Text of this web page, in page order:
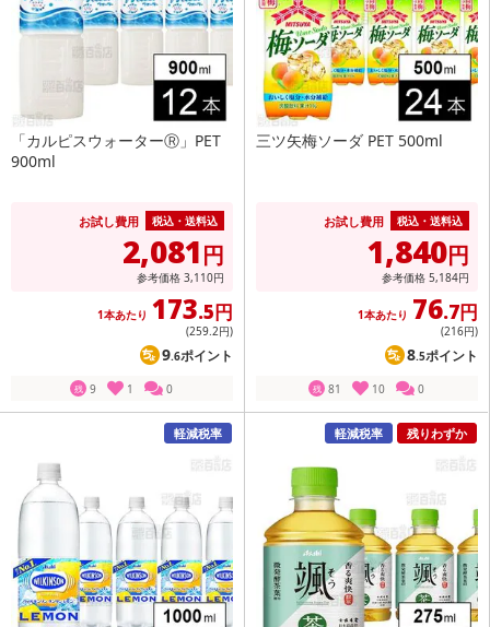
「カルピスウォーターⓇ」PET
900ml
お試し費用 税込・送料込
2,081円
参考価格 3,110円
1本あたり 173.5円
(259.2円)
9.6ポイント
残 9 1 0
三ツ矢梅ソーダ PET 500ml
お試し費用 税込・送料込
1,840円
参考価格 5,184円
1本あたり 76.7円
(216円)
8.5ポイント
残 81 10 0
軽減税率 軽減税率 残りわずか